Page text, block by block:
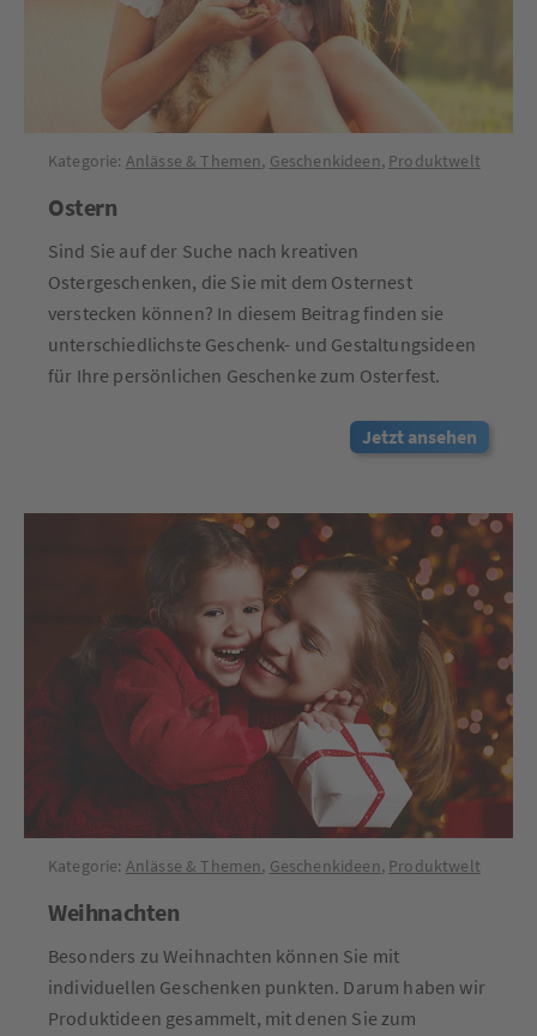
Kategorie: Anlässe & Themen, Geschenkideen, Produktwelt
Ostern
Sind Sie auf der Suche nach kreativen
Ostergeschenken, die Sie mit dem Osternest
verstecken können? In diesem Beitrag finden sie
unterschiedlichste Geschenk- und Gestaltungsideen
für Ihre persönlichen Geschenke zum Osterfest.
Jetzt ansehen
Kategorie: Anlässe & Themen, Geschenkideen, Produktwelt
Weihnachten
Besonders zu Weihnachten können Sie mit
individuellen Geschenken punkten. Darum haben wir
Produktideen gesammelt, mit denen Sie zum